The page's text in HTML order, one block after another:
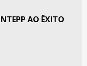
AO ÊXITO